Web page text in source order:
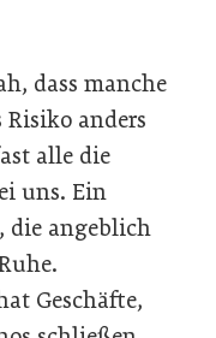
dass manche
anders
alle die
uns. Ein
die angeblich
Geschäfte,